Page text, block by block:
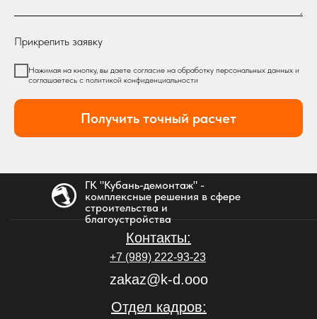
Прикрепить заявку
Нажимая на кнопку, вы даете согласие на обработку персональных данных и
соглашаетесь c политикой конфиденциальности
Получить точный расчет
zakaz@k-d.ooo
+7 (989) 222-93-23
Отдел кадров:
Контакты:
ГК "Кубань-демонтаж" -
комплексные решения в сфере
строительства и
благоустройства